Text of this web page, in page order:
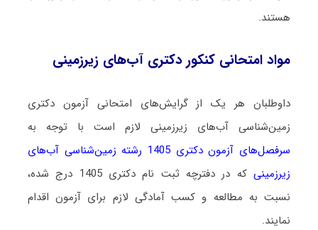
هستند.
مواد امتحانی کنکور دکتری آب‌های زیرزمینی
داوطلبان هر یک از گرایش‌های امتحانی آزمون دکتری
زمین‌شناسی آب‌های زیرزمینی لازم است با توجه به
سرفصل‌های آزمون دکتری 1405 رشته زمین‌شناسی آب‌های
زیرزمینی
که در دفترچه ثبت نام دکتری 1405 درج شده،
نسبت به مطالعه و کسب آمادگی لازم برای آزمون اقدام
نمایند.